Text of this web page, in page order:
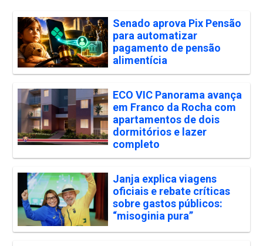
Senado aprova Pix Pensão
para automatizar
pagamento de pensão
alimentícia
ECO VIC Panorama avança
em Franco da Rocha com
apartamentos de dois
dormitórios e lazer
completo
Janja explica viagens
oficiais e rebate críticas
sobre gastos públicos:
“misoginia pura”